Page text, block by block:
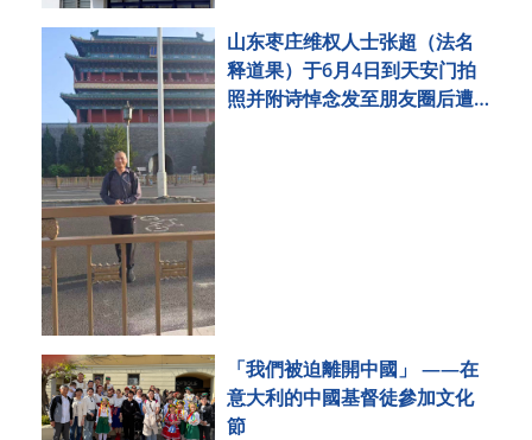
山东枣庄维权人士张超（法名
释道果）于6月4日到天安门拍
照并附诗悼念发至朋友圈后遭
「我們被迫離開中國」 ——在
意大利的中國基督徒參加文化
節